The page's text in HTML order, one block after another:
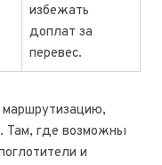
избежать
доплат за
перевес.
маршрутизацию,
Там, где возможны
и